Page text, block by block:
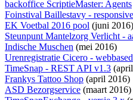
backoffice ScriptieMaster: Agents
Foinstival Baillestavy - responsive
EK Voetbal 2016 pool (juni 2016)
Steunpunt Mantelzorg Verlicht -
Indische Muschen (mei 2016)
Urenregistratie Cicero - webbased
TimeSnap - REST API v1.3
Frankys Tattoo Shop (april 2016)
ASD Bezorgservice (maart 2016)